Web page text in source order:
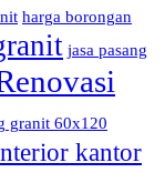
harga borongan
jasa pasang
granit 60x120
kantor